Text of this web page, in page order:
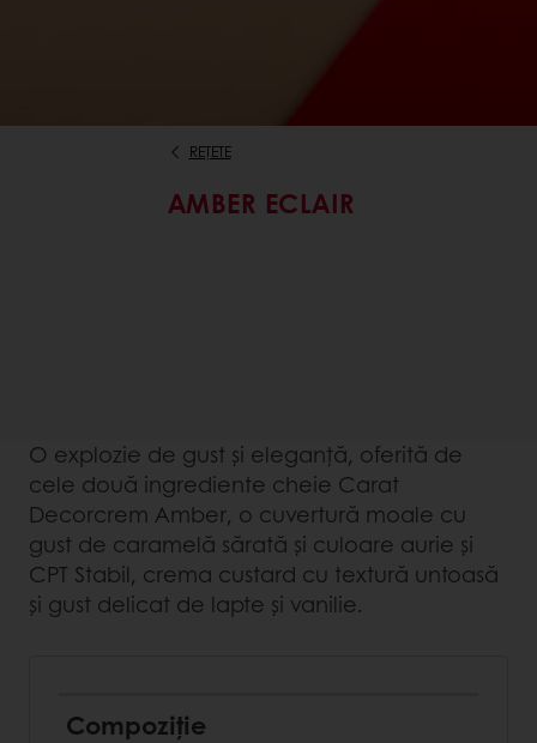
REȚETE
AMBER ECLAIR
O explozie de gust și eleganță, oferită de
cele două ingrediente cheie Carat
Decorcrem Amber, o cuvertură moale cu
gust de caramelă sărată și culoare aurie și
CPT Stabil, crema custard cu textură untoasă
și gust delicat de lapte și vanilie.
Compoziție